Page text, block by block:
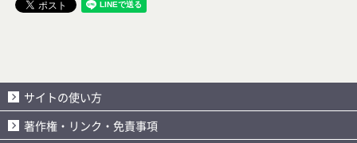
サイトの使い方
著作権・リンク・免責事項